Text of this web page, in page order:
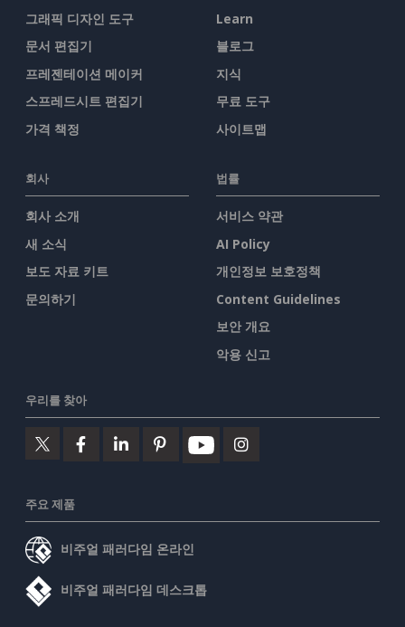
그래픽 디자인 도구
문서 편집기
프레젠테이션 메이커
스프레드시트 편집기
가격 책정
Learn
블로그
지식
무료 도구
사이트맵
회사
회사 소개
새 소식
보도 자료 키트
문의하기
법률
서비스 약관
AI Policy
개인정보 보호정책
Content Guidelines
보안 개요
악용 신고
우리를 찾아
주요 제품
비주얼 패러다임 온라인
비주얼 패러다임 데스크톱